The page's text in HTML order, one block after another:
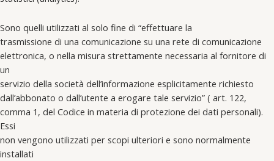
Sono quelli utilizzati al solo fine di “effettuare la
trasmissione di una comunicazione su una rete di comunicazione
elettronica, o nella misura strettamente necessaria al fornitore di
un
servizio della società dell’informazione esplicitamente richiesto
dall’abbonato o dall’utente a erogare tale servizio” ( art. 122,
comma 1, del Codice in materia di protezione dei dati personali).
Essi
non vengono utilizzati per scopi ulteriori e sono normalmente
installati